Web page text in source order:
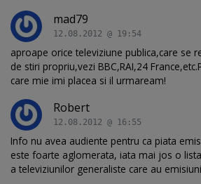
mad79
12.08.2012 @ 19:54
aproape orice televiziune publica,care se
de stiri propriu,vezi BBC,RAI,24
care mie imi placea si il urmaream!
Robert
12.08.2012 @ 16:55
Info nu avea audiente pentru ca piata
este foarte aglomerata, iata mai jos o
a televiziunilor generaliste care au